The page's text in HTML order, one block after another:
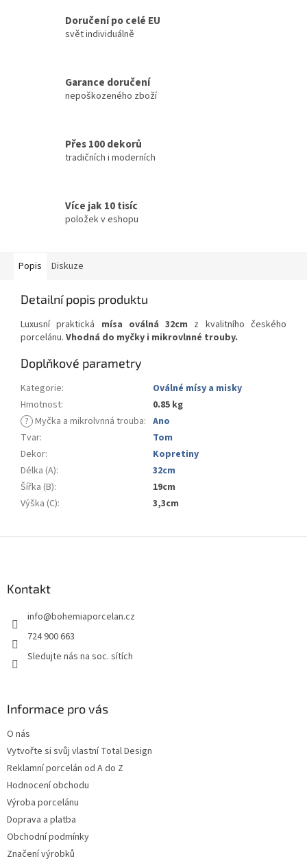
Doručení po celé EU
svět individuálně
Garance doručení
nepoškozeného zboží
Přes 100 dekorů
tradičních i moderních
Více jak 10 tisíc
položek v eshopu
Popis Diskuze
Detailní popis produktu
Luxusní praktická mísa oválná 32cm z kvalitního českého
porcelánu. Vhodná do myčky i mikrovlnné trouby.
Doplňkové parametry
Kategorie:
Oválné mísy a misky
Hmotnost:
0.85 kg
? Myčka a mikrolvnná trouba: Ano
Tvar:
Tom
Dekor:
Kopretiny
Délka (A):
32cm
Šířka (B):
19cm
Výška (C): 3,3cm
Kontakt
info@bohemiaporcelan.cz
724 900 663
Sledujte nás na soc. sítích
Informace pro vás
O nás
Vytvořte si svůj vlastní Total Design
Reklamní porcelán od A do Z
Hodnocení obchodu
Výroba porcelánu
Doprava a platba
Obchodní podmínky
Značení výrobků